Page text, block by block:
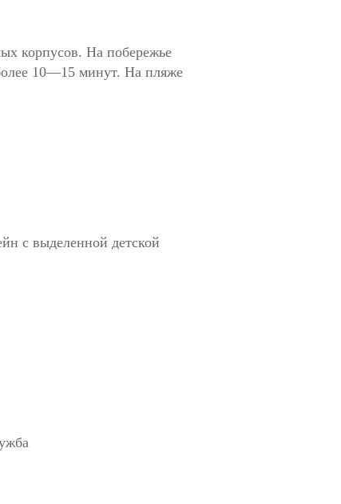
корпусов. На побережье
10—15 минут. На пляже
с выделенной детской